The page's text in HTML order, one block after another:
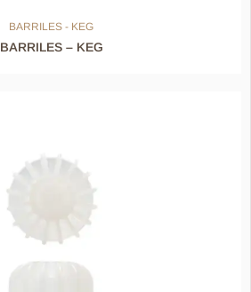
BARRILES - KEG
BARRILES – KEG